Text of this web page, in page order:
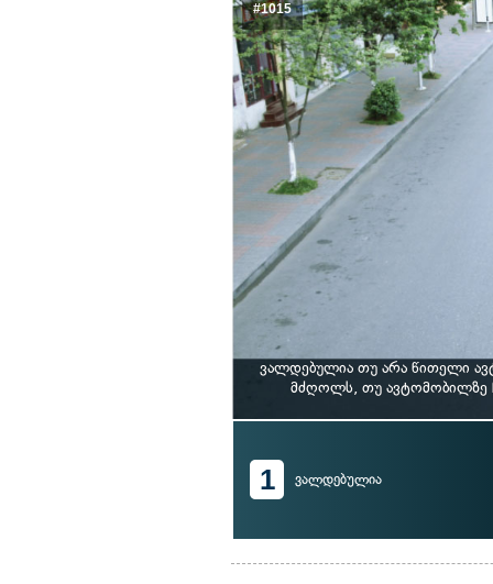
#1015
ვალდებულია თუ არა წითელი
მძღოლს, თუ ავტომობილზე
1 ვალდებულია